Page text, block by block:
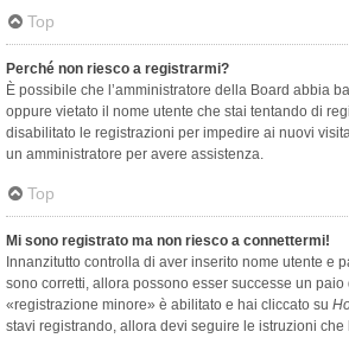
Top
Perché non riesco a registrarmi?
È possibile che l’amministratore della Board abbia
oppure vietato il nome utente che stai tentando di
disabilitato le registrazioni per impedire ai nuovi
un amministratore per avere assistenza.
Top
Mi sono registrato ma non riesco a connettermi!
Innanzitutto controlla di aver inserito nome utente e
sono corretti, allora possono esser successe un
«registrazione minore» è abilitato e hai cliccato su
stavi registrando, allora devi seguire le istruzioni che